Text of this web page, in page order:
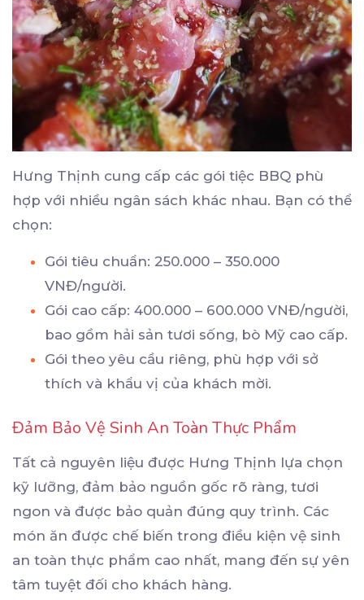
Hưng Thịnh cung cấp các gói tiệc BBQ phù
hợp với nhiều ngân sách khác nhau. Bạn có thể
chọn:
Gói tiêu chuẩn: 250.000 – 350.000
VNĐ/người.
Gói cao cấp: 400.000 – 600.000 VNĐ/người,
bao gồm hải sản tươi sống, bò Mỹ cao cấp.
Gói theo yêu cầu riêng, phù hợp với sở
thích và khẩu vị của khách mời.
Đảm Bảo Vệ Sinh An Toàn Thực Phẩm
Tất cả nguyên liệu được Hưng Thịnh lựa chọn
kỹ lưỡng, đảm bảo nguồn gốc rõ ràng, tươi
ngon và được bảo quản đúng quy trình. Các
món ăn được chế biến trong điều kiện vệ sinh
an toàn thực phẩm cao nhất, mang đến sự yên
tâm tuyệt đối cho khách hàng.